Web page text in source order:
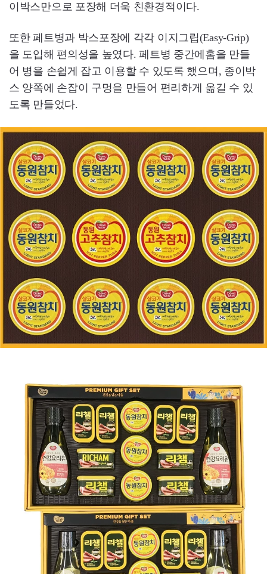
이박스만으로 포장해 더욱 친환경적이다.
또한 페트병과 박스포장에 각각 이지그립(Easy-Grip)
을 도입해 편의성을 높였다. 페트병 중간에홈을 만들
어 병을 손쉽게 잡고 이용할 수 있도록 했으며, 종이박
스 양쪽에 손잡이 구멍을 만들어 편리하게 옮길 수 있
도록 만들었다.